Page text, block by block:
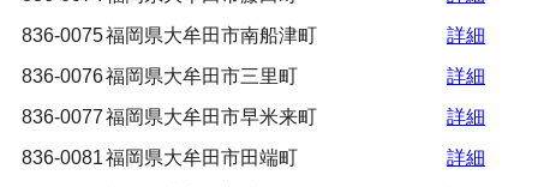
836-0075福岡県大牟田市南船津町
詳細
836-0076福岡県大牟田市三里町
詳細
836-0077福岡県大牟田市早米来町
詳細
836-0081福岡県大牟田市田端町
詳細